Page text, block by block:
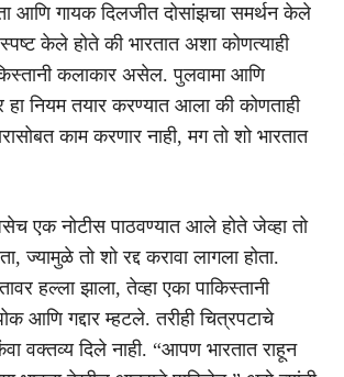
आणि गायक दिलजीत दोसांझचा समर्थन केले
केले होते की भारतात अशा कोणत्याही
कलाकार असेल. पुलवामा आणि
नियम तयार करण्यात आला की कोणताही
काम करणार नाही, मग तो शो भारतात
एक नोटीस पाठवण्यात आले होते जेव्हा तो
ज्यामुळे तो शो रद्द करावा लागला होता.
हल्ला झाला, तेव्हा एका पाकिस्तानी
आणि गद्दार म्हटले. तरीही चित्रपटाचे
वक्तव्य दिले नाही. “आपण भारतात राहून